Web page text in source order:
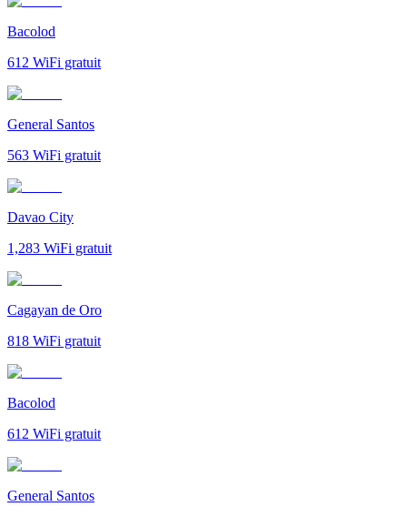
Bacolod
612 WiFi gratuit
General Santos
563 WiFi gratuit
Davao City
1,283 WiFi gratuit
Cagayan de Oro
818 WiFi gratuit
Bacolod
612 WiFi gratuit
General Santos